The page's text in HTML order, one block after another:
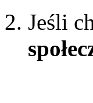
Jeśli